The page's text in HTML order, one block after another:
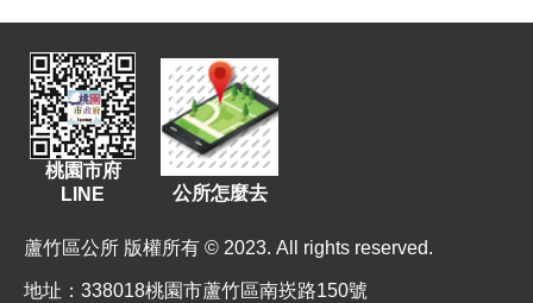
桃園市府
LINE
公所怎麼去
蘆竹區公所 版權所有 © 2023. All rights reserved.
地址 ：338018桃園市蘆竹區南崁路150號